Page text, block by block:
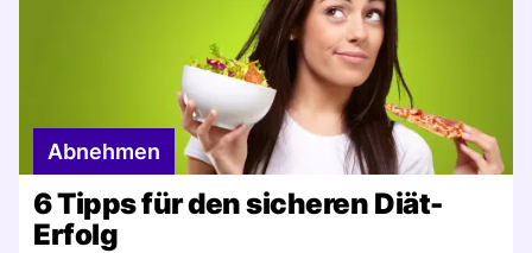
Abnehmen
6 Tipps für den sicheren Diät-
Erfolg